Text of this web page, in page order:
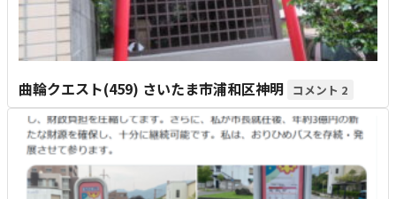
曲輪クエスト(459) さいたま市浦和区神明 2